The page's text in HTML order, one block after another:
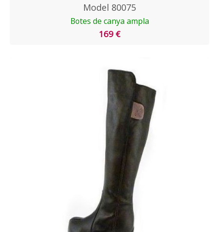
Model 80075
Botes de canya ampla
169 €